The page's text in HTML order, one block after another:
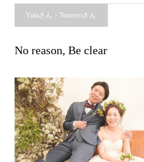
Yutaさん・Tomoyoさん
No reason, Be clear